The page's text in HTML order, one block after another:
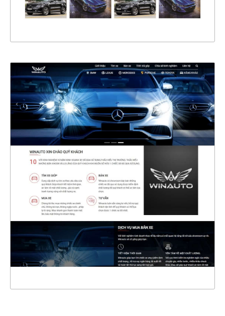
XEM THỰC TẾ
4549
CHI TIẾT
XEM THỰC TẾ